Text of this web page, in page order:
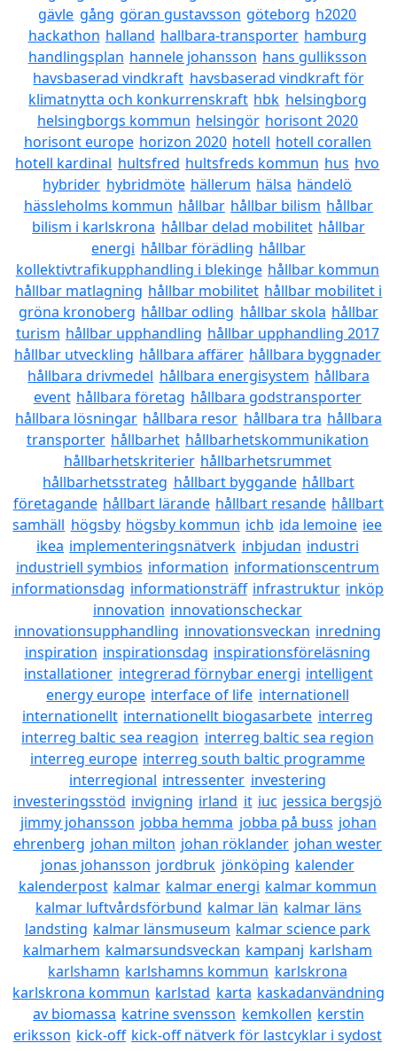
gävle gång göran gustavsson göteborg h2020
hackathon halland hallbara-transporter hamburg
handlingsplan hannele johansson hans gulliksson
havsbaserad vindkraft havsbaserad vindkraft för
klimatnytta och konkurrenskraft hbk helsingborg
helsingborgs kommun helsingör horisont 2020
horisont europe horizon 2020 hotell hotell corallen
hotell kardinal hultsfred hultsfreds kommun hus hvo
hybrider hybridmöte hällerum hälsa händelö
hässleholms kommun hållbar hållbar bilism hållbar
bilism i karlskrona hållbar delad mobilitet hållbar
energi hållbar förädling hållbar
kollektivtrafikupphandling i blekinge hållbar kommun
hållbar matlagning hållbar mobilitet hållbar mobilitet i
gröna kronoberg hållbar odling hållbar skola hållbar
turism hållbar upphandling hållbar upphandling 2017
hållbar utveckling hållbara affärer hållbara byggnader
hållbara drivmedel hållbara energisystem hållbara
event hållbara företag hållbara godstransporter
hållbara lösningar hållbara resor hållbara tra hållbara
transporter hållbarhet hållbarhetskommunikation
hållbarhetskriterier hållbarhetsrummet
hållbarhetsstrateg hållbart byggande hållbart
företagande hållbart lärande hållbart resande hållbart
samhäll högsby högsby kommun ichb ida lemoine iee
ikea implementeringsnätverk inbjudan industri
industriell symbios information informationscentrum
informationsdag informationsträff infrastruktur inköp
innovation innovationscheckar
innovationsupphandling innovationsveckan inredning
inspiration inspirationsdag inspirationsföreläsning
installationer integrerad förnybar energi intelligent
energy europe interface of life internationell
internationellt internationellt biogasarbete interreg
interreg baltic sea reagion interreg baltic sea region
interreg europe interreg south baltic programme
interregional intressenter investering
investeringsstöd invigning irland it iuc jessica bergsjö
jimmy johansson jobba hemma jobba på buss johan
ehrenberg johan milton johan röklander johan wester
jonas johansson jordbruk jönköping kalender
kalenderpost kalmar kalmar energi kalmar kommun
kalmar luftvårdsförbund kalmar län kalmar läns
landsting kalmar länsmuseum kalmar science park
kalmarhem kalmarsundsveckan kampanj karlsham
karlshamn karlshamns kommun karlskrona
karlskrona kommun karlstad karta kaskadanvändning
av biomassa katrine svensson kemkollen kerstin
eriksson kick-off kick-off nätverk för lastcyklar i sydost